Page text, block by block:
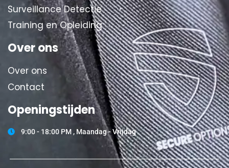
Surveillance Detectie
Training en Opleiding
Over ons
Over ons
Contact
Openingstijden
9:00 - 18:00 PM , Maandag - Vrijdag